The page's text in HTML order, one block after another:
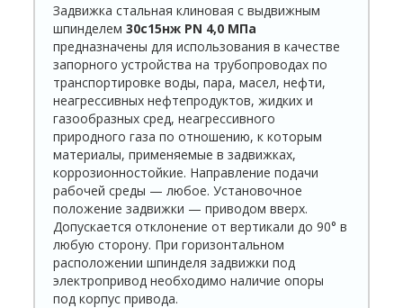
Задвижка стальная клиновая с выдвижным
шпинделем30с15нж PN 4,0 МПа
предназначены для использования в качестве
запорного устройства на трубопроводах по
транспортировке воды, пара, масел, нефти,
неагрессивных нефтепродуктов, жидких и
газообразных сред, неагрессивного
природного газа по отношению, к которым
материалы, применяемые в задвижках,
коррозионностойкие. Направление подачи
рабочей среды — любое. Установочное
положение задвижки — приводом вверх.
Допускается отклонение от вертикали до 90° в
любую сторону. При горизонтальном
расположении шпинделя задвижки под
электропривод необходимо наличие опоры
под корпус привода.